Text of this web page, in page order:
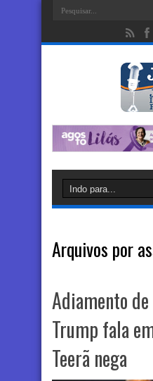
Arquivos por
Adiamento
Trump fala
Teerã nega